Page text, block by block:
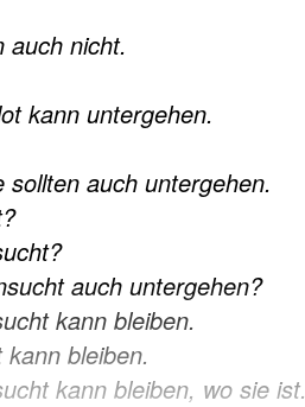
nicht.
kann untergehen.
auch untergehen.
auch untergehen?
kann bleiben.
bleiben.
kann bleiben, wo sie ist.